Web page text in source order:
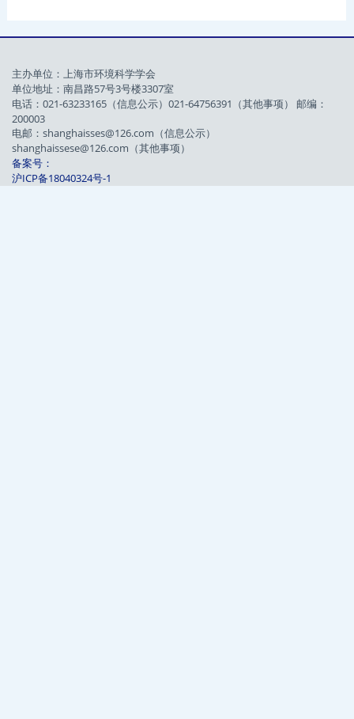
主办单位：上海市环境科学学会
单位地址：南昌路57号3号楼3307室
电话：021-63233165（信息公示）021-64756391（其他事项） 邮编：
200003
电邮：shanghaisses@126.com（信息公示）
shanghaissese@126.com（其他事项）
备案号：
沪ICP备18040324号-1